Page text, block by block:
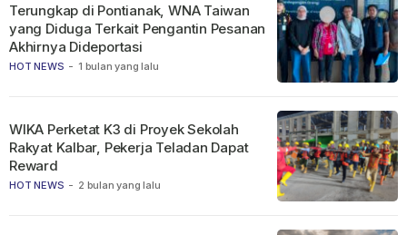
HOT NEWS - 1 bulan yang lalu
Terungkap di Pontianak, WNA Taiwan
yang Diduga Terkait Pengantin Pesanan
Akhirnya Dideportasi
HOT NEWS - 2 bulan yang lalu
WIKA Perketat K3 di Proyek Sekolah
Rakyat Kalbar, Pekerja Teladan Dapat
Reward